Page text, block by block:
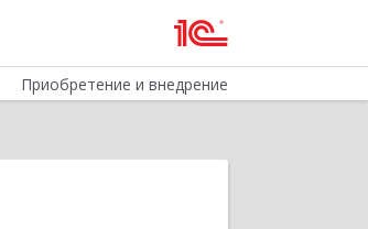
Приобретение и внедрение